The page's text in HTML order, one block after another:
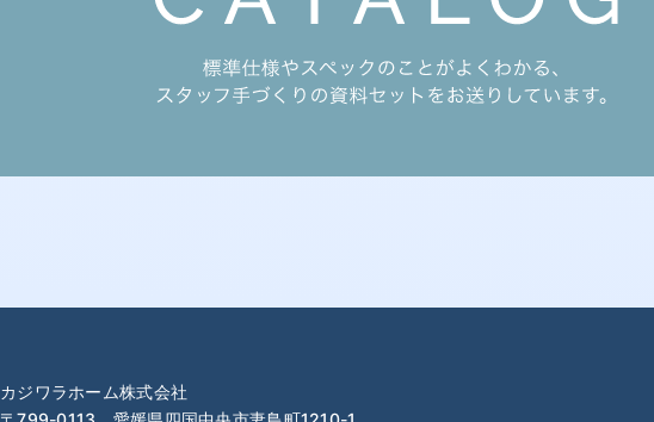
カジワラホーム株式会社